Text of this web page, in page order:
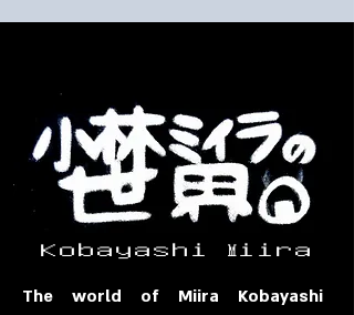
ｏｂａｙａｓｈｉ Ⅿｉｉｒａ​
The world of Miira Kobayashi